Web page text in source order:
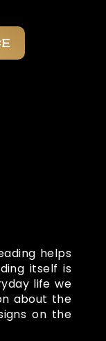
helps
itself is
life we
about the
on the